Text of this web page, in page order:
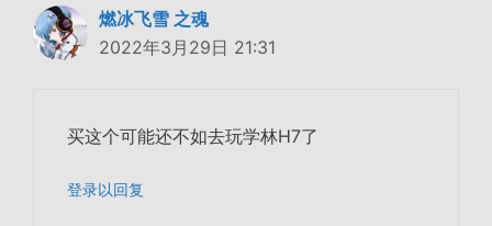
燃冰飞雪 之魂
2022年3月29日 21:31
买这个可能还不如去玩学林H7了
登录以回复